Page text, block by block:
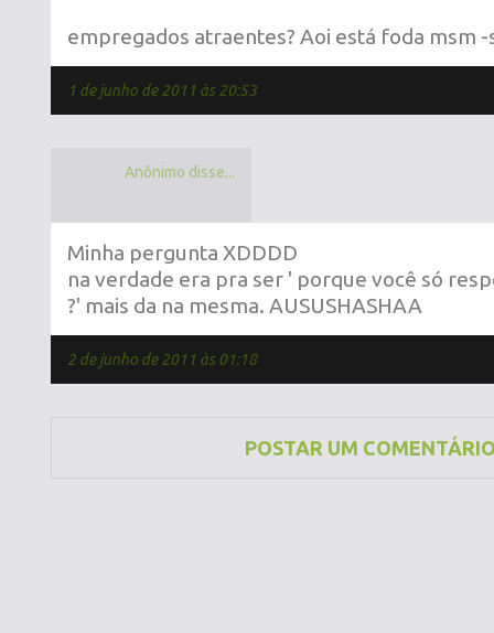
empregados atraentes? Aoi está foda msm -
1 de junho de 2011 às 20:53
Anônimo disse...
Minha pergunta XDDDD
na verdade era pra ser ' porque você só
?' mais da na mesma. AUSUSHASHAA
2 de junho de 2011 às 01:18
POSTAR UM